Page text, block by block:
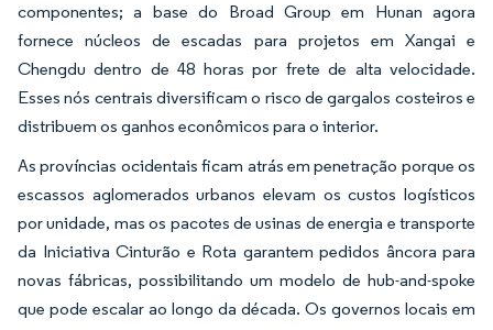
componentes; a base do Broad Group em Hunan agora
fornece núcleos de escadas para projetos em Xangai e
Chengdu dentro de 48 horas por frete de alta velocidade.
Esses nós centrais diversificam o risco de gargalos costeiros e
distribuem os ganhos econômicos para o interior.
As províncias ocidentais ficam atrás em penetração porque os
escassos aglomerados urbanos elevam os custos logísticos
por unidade, mas os pacotes de usinas de energia e transporte
da Iniciativa Cinturão e Rota garantem pedidos âncora para
novas fábricas, possibilitando um modelo de hub-and-spoke
que pode escalar ao longo da década. Os governos locais em